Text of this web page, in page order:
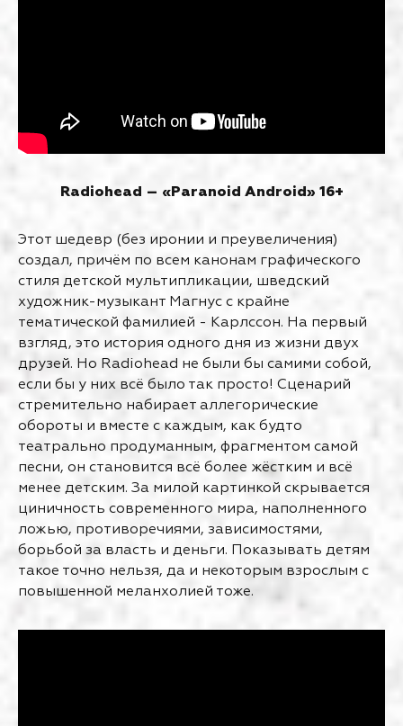
Radiohead – «Paranoid Android» 16+
Этот шедевр (без иронии и преувеличения)
создал, причём по всем канонам графического
стиля детской мультипликации, шведский
художник-музыкант Магнус с крайне
тематической фамилией - Карлссон. На первый
взгляд, это история одного дня из жизни двух
друзей. Но Radiohead не были бы самими собой,
если бы у них всё было так просто! Сценарий
стремительно набирает аллегорические
обороты и вместе с каждым, как будто
театрально продуманным, фрагментом самой
песни, он становится всё более жёстким и всё
менее детским. За милой картинкой скрывается
циничность современного мира, наполненного
ложью, противоречиями, зависимостями,
борьбой за власть и деньги. Показывать детям
такое точно нельзя, да и некоторым взрослым с
повышенной меланхолией тоже.